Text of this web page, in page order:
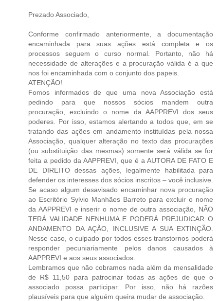
Prezado Associado,
Conforme confirmado anteriormente, a documentação
encaminhada para suas ações está completa e os
processos seguem o curso normal. Portanto, não há
necessidade de alterações e a procuração válida é a que
nos foi encaminhada com o conjunto dos papeis.
ATENÇÃO!
Fomos informados de que uma nova Associação está
pedindo para que nossos sócios mandem outra
procuração, excluindo o nome da AAPPREVI dos seus
poderes. Por isso, estamos alertando a todos que, em se
tratando das ações em andamento instituídas pela nossa
Associação, qualquer alteração no texto das procurações
(ou substituição das mesmas) somente será válida se for
feita a pedido da AAPPREVI, que é a AUTORA DE FATO E
DE DIREITO dessas ações, legalmente habilitada para
defender os interesses dos sócios inscritos – você inclusive.
Se acaso algum desavisado encaminhar nova procuração
ao Escritório Sylvio Manhães Barreto para excluir o nome
da AAPPREVI e inserir o nome de outra associação, NÃO
TERÁ VALIDADE NENHUMA E PODERÁ PREJUDICAR O
ANDAMENTO DA AÇÃO, INCLUSIVE A SUA EXTINÇÃO.
Nesse caso, o culpado por todos esses transtornos poderá
responder pecuniariamente pelos danos causados à
AAPPREVI e aos seus associados.
Lembramos que não cobramos nada além da mensalidade
de R$ 11,50 para patrocinar todas as ações de que o
associado possa participar. Por isso, não há razões
plausíveis para que alguém queira mudar de associação.